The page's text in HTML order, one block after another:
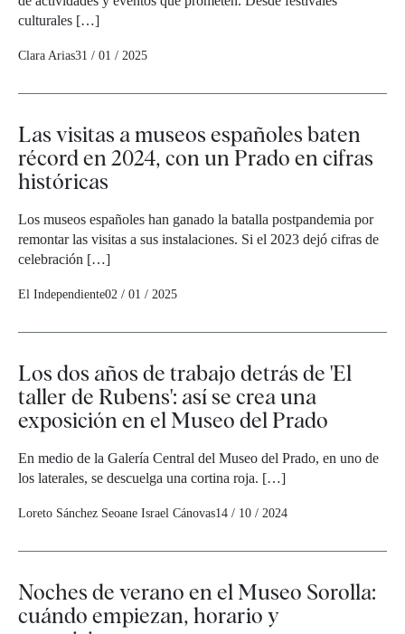
culturales […]
Clara Arias31 / 01 / 2025
Las visitas a museos españoles baten
récord en 2024, con un Prado en cifras
históricas
Los museos españoles han ganado la batalla postpandemia por
remontar las visitas a sus instalaciones. Si el 2023 dejó cifras de
celebración […]
El Independiente02 / 01 / 2025
Los dos años de trabajo detrás de 'El
taller de Rubens': así se crea una
exposición en el Museo del Prado
En medio de la Galería Central del Museo del Prado, en uno de
los laterales, se descuelga una cortina roja. […]
Loreto Sánchez Seoane Israel Cánovas14 / 10 / 2024
Noches de verano en el Museo Sorolla:
cuándo empiezan, horario y